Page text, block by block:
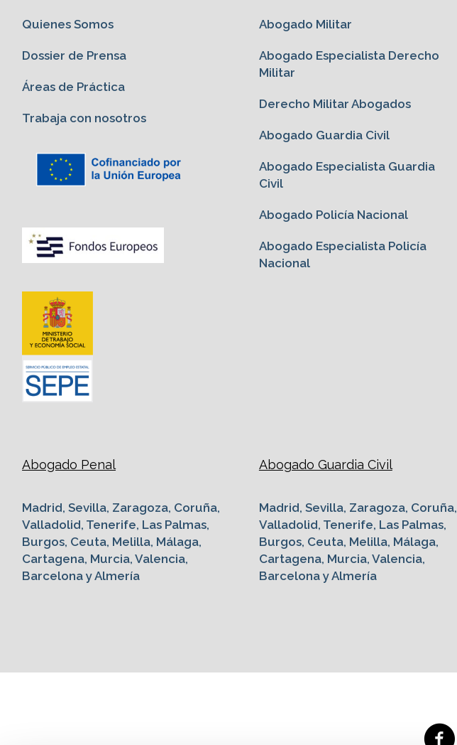
Quienes Somos
Dossier de Prensa
Áreas de Práctica
Trabaja con nosotros
Abogado Militar
Abogado Especialista Derecho
Militar
Derecho Militar Abogados
Abogado Guardia Civil
Abogado Especialista Guardia
Civil
Abogado Policía Nacional
Abogado Especialista Policía
Nacional
Abogado Penal
Madrid, Sevilla, Zaragoza, Coruña,
Valladolid, Tenerife, Las Palmas,
Burgos, Ceuta, Melilla, Málaga,
Cartagena, Murcia, Valencia,
Barcelona y Almería
Abogado Guardia Civil
Madrid, Sevilla, Zaragoza, Coruña,
Valladolid, Tenerife, Las Palmas,
Burgos, Ceuta, Melilla, Málaga,
Cartagena, Murcia, Valencia,
Barcelona y Almería